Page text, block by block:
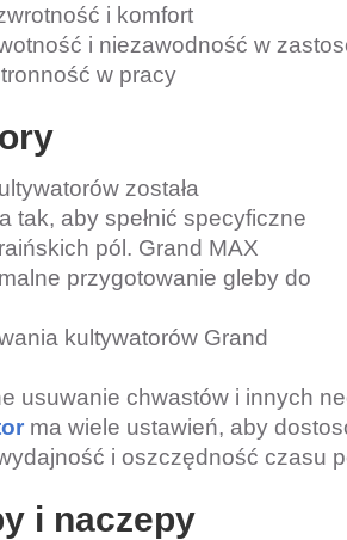
i komfort
i niezawodność w
w pracy
została
tak, aby spełnić specyficzne
pól. Grand MAX
przygotowanie gleby do
kultywatorów Grand
usuwanie chwastów i innych
ma wiele ustawień, aby
i oszczędność czasu
i naczepy